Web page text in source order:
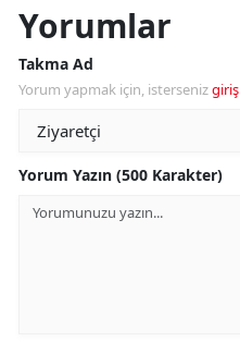
Yorumlar
Takma Ad
Yorum yapmak için, istersenizgiriş
Yorum Yazın (500 Karakter)